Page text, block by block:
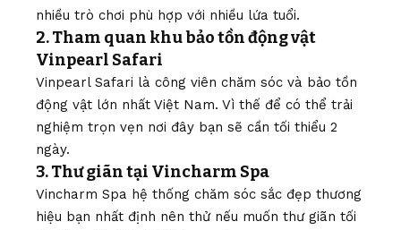
nhiều trò chơi phù hợp với nhiều lứa tuổi.
2. Tham quan khu bảo tồn động vật
Vinpearl Safari
Vinpearl Safari là công viên chăm sóc và bảo tồn
động vật lớn nhất Việt Nam. Vì thế để có thể trải
nghiệm trọn vẹn nơi đây bạn sẽ cần tối thiểu 2
ngày.
3. Thư giãn tại Vincharm Spa
Vincharm Spa hệ thống chăm sóc sắc đẹp thương
hiệu bạn nhất định nên thử nếu muốn thư giãn tối